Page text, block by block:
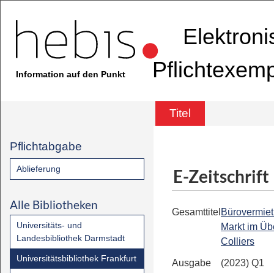
Information auf den Punkt
Titel
Pflichtabgabe
Ablieferung
Alle Bibliotheken
Universitäts- und
Landesbibliothek Darmstadt
Universitätsbibliothek Frankfurt
E-Zeitschrift
Gesamttitel
Markt im
Colliers
Ausgabe
(2023) Q1